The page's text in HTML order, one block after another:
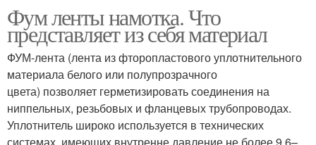
Фум ленты намотка. Что
представляет из себя материал
ФУМ-лента (лента из фторопластового уплотнительного
материала белого или полупрозрачного
цвета) позволяет герметизировать соединения на
ниппельных, резьбовых и фланцевых трубопроводах.
Уплотнитель широко используется в технических